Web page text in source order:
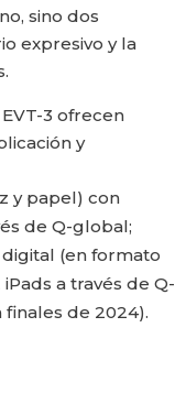
sino dos
expresivo y la
3 ofrecen
y
y papel) con
de Q-global;
(en formato
a través de Q-
de 2024).